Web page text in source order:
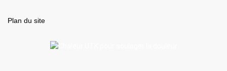
Plan du site